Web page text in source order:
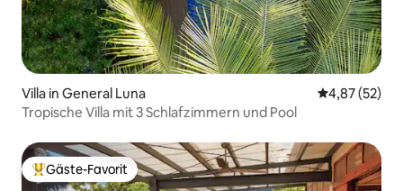
Villa in General Luna
4,87 (52)
Tropische Villa mit 3 Schlafzimmern und Pool
Beliebter Gäste-Favorit.
Gäste-Favorit